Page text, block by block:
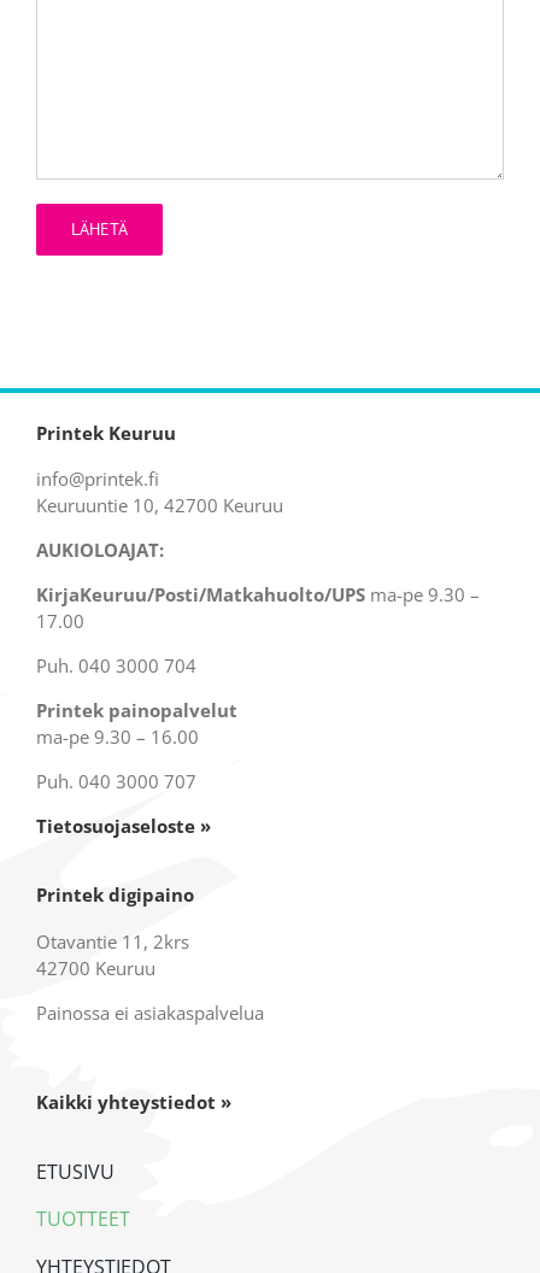
Printek Keuruu
info@printek.fi
Keuruuntie 10, 42700 Keuruu
AUKIOLOAJAT:
KirjaKeuruu/Posti/Matkahuolto/UPSma-pe 9.30 –
17.00
Puh. 040 3000 704
Printek painopalvelut
ma-pe 9.30 – 16.00
Puh. 040 3000 707
Tietosuojaseloste »
Printek digipaino
Otavantie 11, 2krs
42700 Keuruu
Painossa ei asiakaspalvelua
Kaikki yhteystiedot »
ETUSIVU
TUOTTEET
YHTEYSTIEDOT